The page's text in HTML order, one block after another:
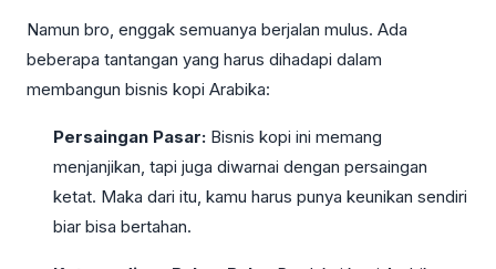
Namun bro, enggak semuanya berjalan mulus. Ada
beberapa tantangan yang harus dihadapi dalam
membangun bisnis kopi Arabika:
Persaingan Pasar: Bisnis kopi ini memang
menjanjikan, tapi juga diwarnai dengan persaingan
ketat. Maka dari itu, kamu harus punya keunikan sendiri
biar bisa bertahan.